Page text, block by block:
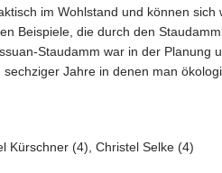
im Wohlstand und können
Beispiele, die durch den
Staudamm war in der Planung
Jahre in denen man
Kürschner (4), Christel Selke (4)